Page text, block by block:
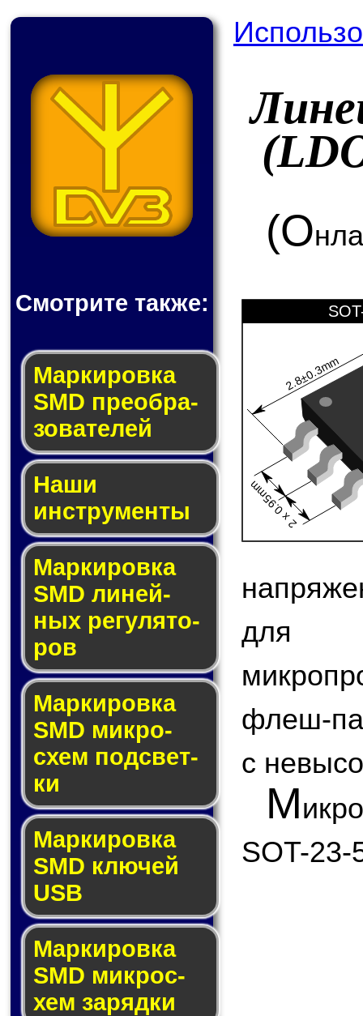
Смотрите также:
Мар­ки­ров­ка
SMD пре­об­ра­
зо­ва­те­лей
Наши
инструменты
Маркировка
SMD ли­ней­
ных ре­гу­ля­то­
ров
Маркировка
SMD мик­ро­
схем под­свет­
ки
Маркировка
SMD клю­чей
USB
Маркировка
SMD мик­рос­
хем за­ряд­ки
(О
2.8±0.3mm
2 x 0.95mm
для
флеш-
с
М
SOT-23-